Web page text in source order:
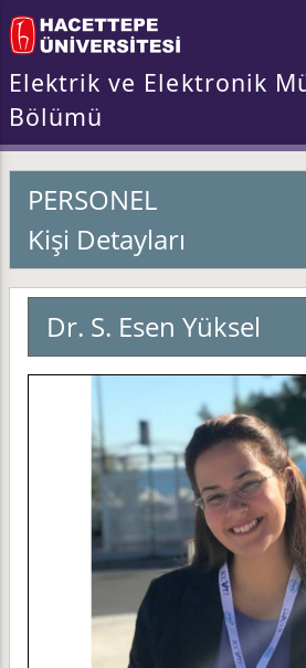
Elektrik ve Elektronik
Bölümü
PERSONEL
Kişi Detayları
Dr. S. Esen Yüksel